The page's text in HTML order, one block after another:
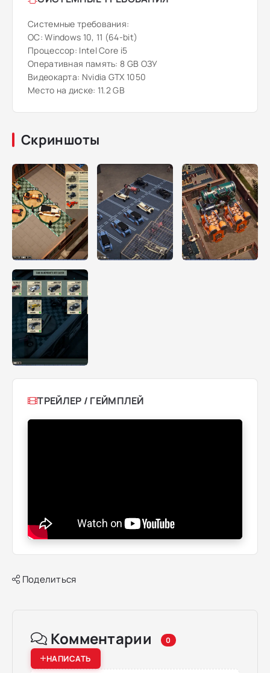
Системные требования:
ОС: Windows 10, 11 (64-bit)
Процессор: Intel Core i5
Оперативная память: 8 GB ОЗУ
Видеокарта: Nvidia GTX 1050
Место на диске: 11.2 GB
Скриншоты
ТРЕЙЛЕР / ГЕЙМПЛЕЙ
Поделиться
Комментарии 0
НАПИСАТЬ